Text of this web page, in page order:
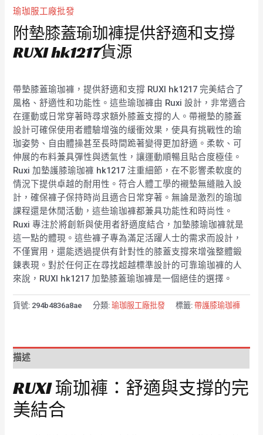
瑜珈服工廠批發
附墊膝蓋瑜珈褲提供舒適和支撐
RUXI hk1217貨源
帶墊膝蓋瑜珈褲，提供舒適和支撐 RUXI hk1217 完美結合了
風格、舒適性和功能性。這些瑜珈褲由 Ruxi 設計，非常適合
在運動或日常穿著時尋求額外膝蓋支撐的人。帶襯墊的膝蓋
設計可確保使用者體驗增強的緩衝效果，使具有挑戰性的瑜
珈姿勢、自由體操甚至長時間跪著變得更加舒適。柔軟、可
伸展的布料兼具彈性與透氣性，讓運動順暢且貼合度極佳。
Ruxi 加墊護膝瑜珈褲 hk1217 注重細節，在不影響柔軟度的
情況下提供卓越的耐用性。符合人體工學的襯墊無縫融入設
計，確保褲子保持時尚且適合日常穿著。無論是激烈的瑜珈
課程還是休閒活動，這些瑜珈褲都兼具功能性和時尚性。
Ruxi 專注於將創新與使用者舒適度結合，加墊膝瑜珈褲就是
這一點的體現。這些褲子專為滿足活躍人士的需求而設計，
不僅實用，還能透過提供有針對性的膝蓋支撐來增強整體鍛
鍊表現。對於任何正在尋找超越標準設計的可靠瑜珈褲的人
來說，RUXI hk1217 加墊膝蓋瑜珈褲是一個絕佳的選擇。
貨號: 294b4836a8ae 分類:瑜珈服工廠批發 標籤:帶護膝瑜珈褲
描述
RUXI 瑜珈褲：舒適與支撐的完
美結合